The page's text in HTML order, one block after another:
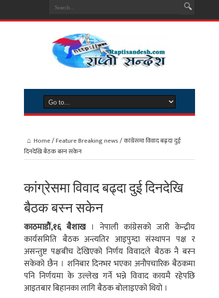
Home/Feature Breaking news/कांग्रेसमा विवाद बढ्दा दुई
दिनदेखि बैठक बस्न सकेन
कांग्रेसमा विवाद बढ्दा दुई दिनदेखि
बैठक बस्न सकेन
काठमाडौं,१६ बैशाख। नेपाली कांग्रेसको जारी केन्द्रीय
कार्यसमिति बैठक अन्त्यतिर आइपुग्दा संस्थापन पक्ष र
असन्तुष्ट पक्षबीच देखिएको निर्णय विवादले बैठक नै बस्न
सकेको छैन । शनिबार दिनभर भएका अनौपचारिक बैठकमा
पनि निर्णयमा के उल्लेख गर्ने भन्ने विवाद कायमै रहेपछि
आइतबार बिहानका लागि बैठक बोलाइएको थियो ।